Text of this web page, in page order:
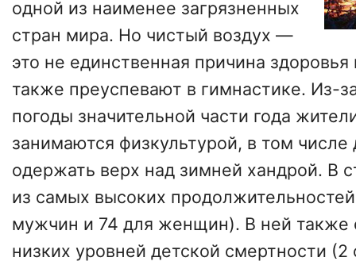
одной из наименее загрязненных
стран мира. Но чистый воздух —
это не единственная причина
также преуспевают в гимнастике. Из-
погоды значительной части года
занимаются физкультурой, в том числе
одержать верх над зимней хандрой. В
из самых высоких
мужчин и 74 для женщин). В ней также
низких уровней детской смертности (2